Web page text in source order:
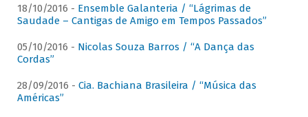
18/10/2016 - Ensemble Galanteria / “Lágrimas de
Saudade – Cantigas de Amigo em Tempos Passados”
05/10/2016 - Nicolas Souza Barros / “A Dança das
Cordas”
28/09/2016 - Cia. Bachiana Brasileira / “Música das
Américas”